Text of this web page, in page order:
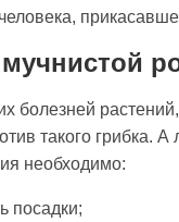
болезней
такого грибка.
необходимо:
посадки;